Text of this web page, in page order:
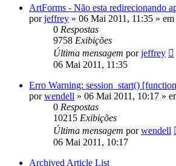
ArtForms - Não esta redirecionando
porjeffrey » 06 Mai 2011, 11:35 » em
0 Respostas
9758 Exibições
Última mensagem porjeffrey
06 Mai 2011, 11:35
Erro Warning: session_start()
porwendell » 06 Mai 2011, 10:17 »
0 Respostas
10215 Exibições
Última mensagem porwendell
06 Mai 2011, 10:17
Archived Article List